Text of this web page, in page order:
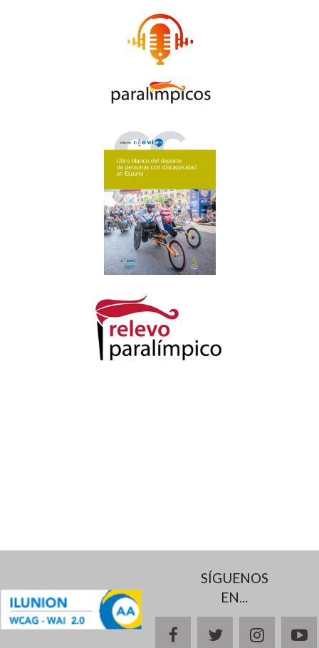
SÍGUENOS
EN...
facebooktwitter